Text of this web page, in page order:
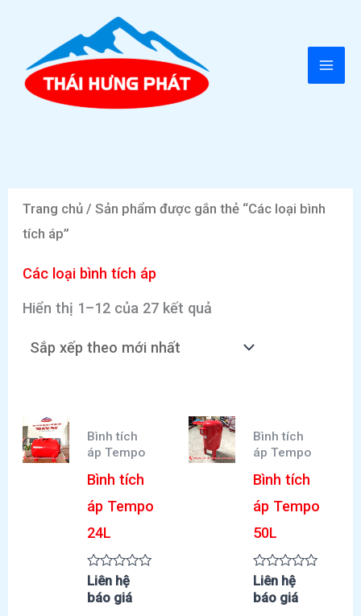
dung
Trang chủ / Sản phẩm được gắn thẻ “Các loại bình
tích áp”
Các loại bình tích áp
Hiển thị 1–12 của 27 kết quả
Bình tích
áp Tempo
Bình tích
áp Tempo
24L
Được
xếp
hạng
Liên hệ
báo giá
Bình tích
áp Tempo
Bình tích
áp Tempo
50L
Được
xếp
hạng
Liên hệ
báo giá